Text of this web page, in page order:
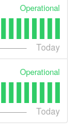
Operational
Today
Operational
Today